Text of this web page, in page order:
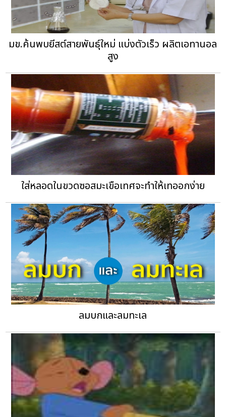
มข.ค้นพบยีสต์สายพันธุ์ใหม่ แบ่งตัวเร็ว ผลิตเอทานอล
สูง
ใส่หลอดในขวดซอสมะเขือเทศจะทำให้เทออกง่าย
ลมบกและลมทะเล